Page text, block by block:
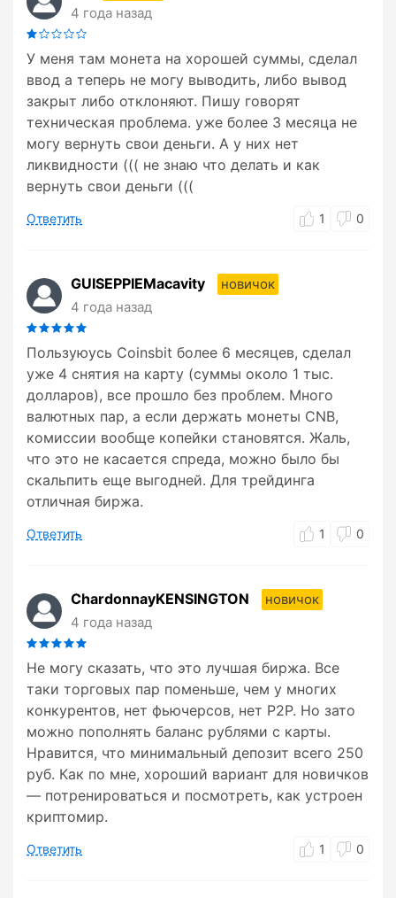
4 года назад
У меня там монета на хорошей суммы, сделал
ввод а теперь не могу выводить, либо вывод
закрыт либо отклоняют. Пишу говорят
техническая проблема. уже более 3 месяца не
могу вернуть свои деньги. А у них нет
ликвидности ((( не знаю что делать и как
вернуть свои деньги (((
Ответить 1 0
GUISEPPIEMacavity
новичок
4 года назад
Пользуюусь Coinsbit более 6 месяцев, сделал
уже 4 снятия на карту (суммы около 1 тыс.
долларов), все прошло без проблем. Много
валютных пар, а если держать монеты CNB,
комиссии вообще копейки становятся. Жаль,
что это не касается спреда, можно было бы
скальпить еще выгодней. Для трейдинга
отличная биржа.
Ответить 1 0
ChardonnayKENSINGTON
новичок
4 года назад
Не могу сказать, что это лучшая биржа. Все
таки торговых пар поменьше, чем у многих
конкурентов, нет фьючерсов, нет P2P. Но зато
можно пополнять баланс рублями с карты.
Нравится, что минимальный депозит всего 250
руб. Как по мне, хороший вариант для новичков
― потренироваться и посмотреть, как устроен
криптомир.
Ответить 1 0